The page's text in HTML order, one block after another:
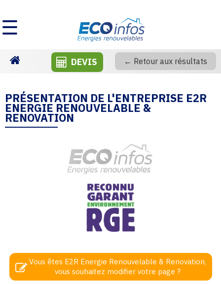
☰
DEVIS ← Retour aux résultats
PRÉSENTATION DE L'ENTREPRISE E2R
ENERGIE RENOUVELABLE &
RENOVATION
Vous êtes E2R Energie Renouvelable & Renovation,
vous souhaitez modifier votre page ?